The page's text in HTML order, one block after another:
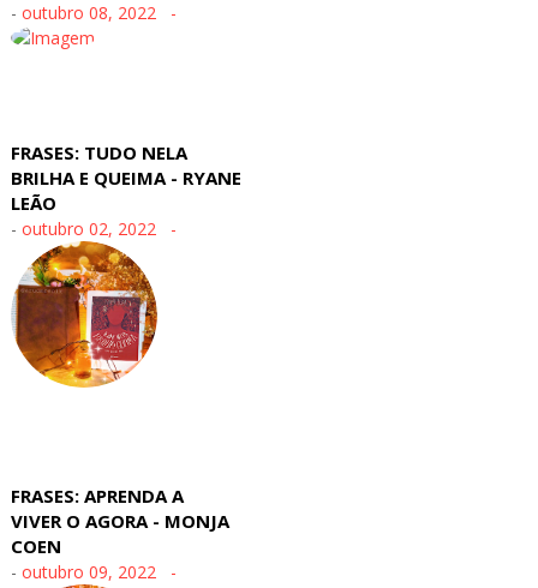
- outubro 08, 2022
FRASES: TUDO NELA
BRILHA E QUEIMA - RYANE
LEÃO
- outubro 02, 2022
FRASES: APRENDA A
VIVER O AGORA - MONJA
COEN
- outubro 09, 2022